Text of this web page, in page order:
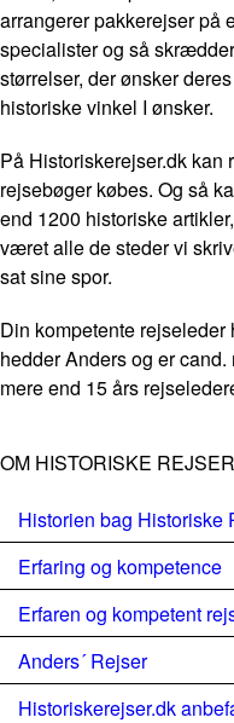
arrangerer pakkerejser på
specialister og så
størrelser, der ønsker
historiske vinkel I ønsker.
På Historiskerejser.dk kan
rejsebøger købes. Og så
end 1200 historiske
været alle de steder vi
sat sine spor.
Din kompetente
hedder Anders og er
mere end 15 års
OM HISTORISKE REJSER
Historien bag Historiske
Erfaring og kompetence
Erfaren og kompetent
Anders´ Rejser
Historiskerejser.dk